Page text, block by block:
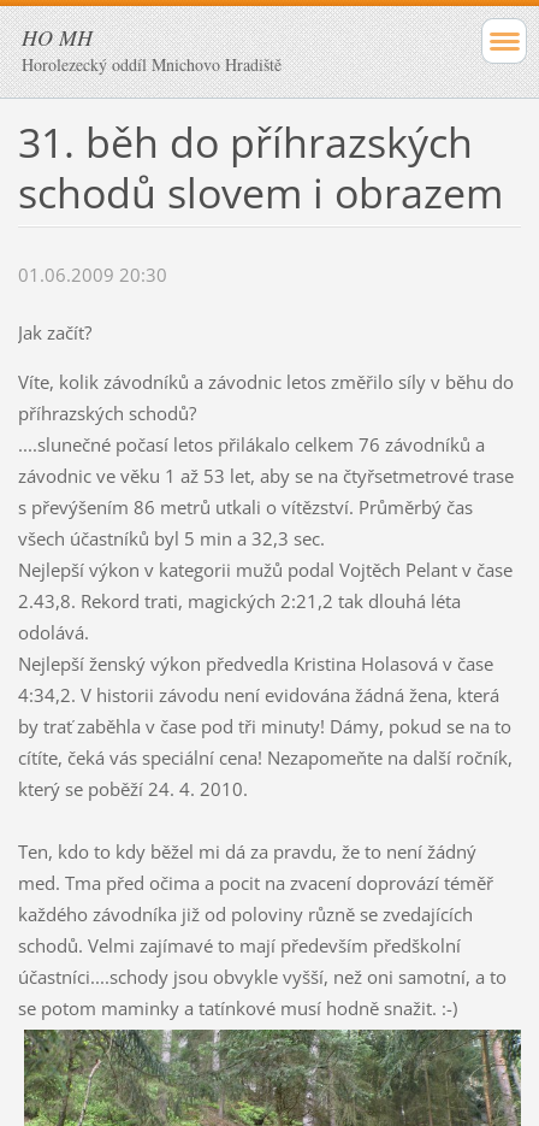
HO MH
Horolezecký oddíl Mnichovo Hradiště
31. běh do příhrazských
schodů slovem i obrazem
01.06.2009 20:30
Jak začít?
Víte, kolik závodníků a závodnic letos změřilo síly v běhu do
příhrazských schodů?
....slunečné počasí letos přilákalo celkem 76 závodníků a
závodnic ve věku 1 až 53 let, aby se na čtyřsetmetrové trase
s převýšením 86 metrů utkali o vítězství. Průměrbý čas
všech účastníků byl 5 min a 32,3 sec.
Nejlepší výkon v kategorii mužů podal Vojtěch Pelant v čase
2.43,8. Rekord trati, magických 2:21,2 tak dlouhá léta
odolává.
Nejlepší ženský výkon předvedla Kristina Holasová v čase
4:34,2. V historii závodu není evidována žádná žena, která
by trať zaběhla v čase pod tři minuty! Dámy, pokud se na to
cítíte, čeká vás speciální cena! Nezapomeňte na další ročník,
který se poběží 24. 4. 2010.
Ten, kdo to kdy běžel mi dá za pravdu, že to není žádný
med. Tma před očima a pocit na zvacení doprovází téměř
každého závodníka již od poloviny různě se zvedajících
schodů. Velmi zajímavé to mají především předškolní
účastníci....schody jsou obvykle vyšší, než oni samotní, a to
se potom maminky a tatínkové musí hodně snažit. :-)